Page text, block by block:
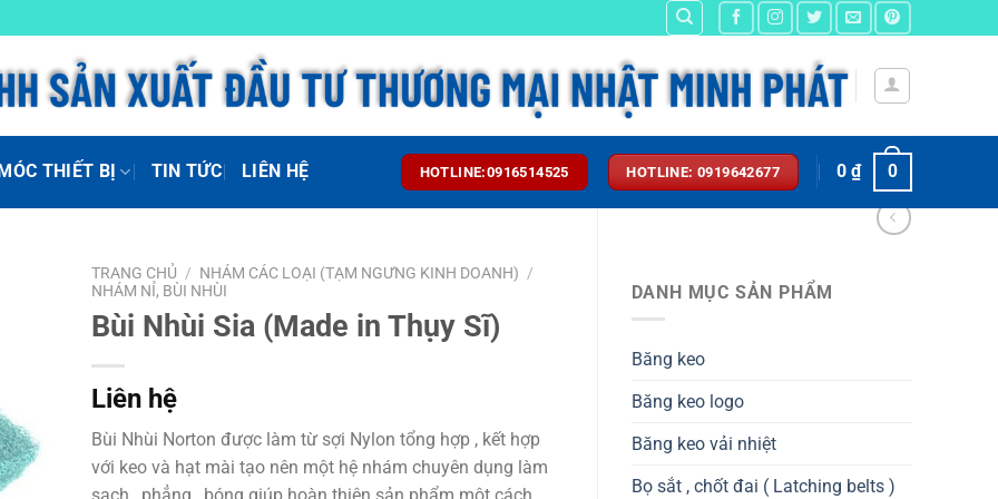
THIẾT BỊ TIN TỨC LIÊN HỆ HOTLINE:0916514525 HOTLINE: 0919642677 0₫ 0
DANH MỤC SẢN PHẨM
Băng keo
Băng keo logo
Băng keo vải nhiệt
Bọ sắt , chốt đai ( Latching belts )
TRANG CHỦ / NHÁM CÁC LOẠI (TẠM NGƯNG KINH DOANH) /
NHÁM NỈ, BÙI NHÙI
Bùi Nhùi Sia (Made in Thụy Sĩ)
Liên hệ
Bùi Nhùi Norton được làm từ sợi Nylon tổng hợp , kết hợp
với keo và hạt mài tạo nên một hệ nhám chuyên dụng làm
sạch , phẳng , bóng giúp hoàn thiện sản phẩm một cách